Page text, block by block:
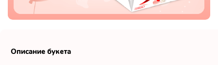
Орхидеи
Ромашки
Описание букета